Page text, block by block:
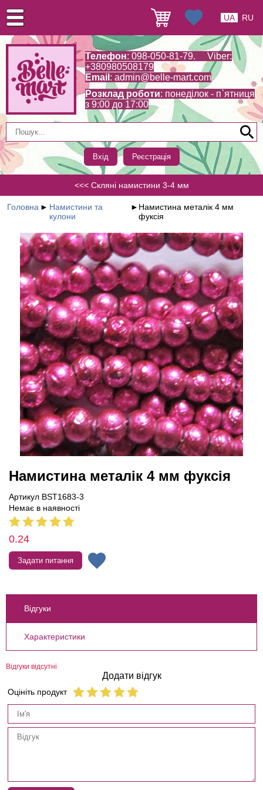
Телефон: 098-050-81-79. Viber:
+380980508179
Email : admin@belle-mart.com
Розклад роботи: понеділок - п`ятниця
з 9:00 до 17:00
Вхід Реєстрація
UA RU
<<< Скляні намистини 3-4 мм
Головна ► Намистини та
кулони
► Намистина металік 4 мм
фуксія
Намистина металік 4 мм фуксія
Артикул BST1683-3
Немає в наявності
0.24
Задати питання
Відгуки
Характеристики
Відгуки відсутні
Додати відгук
Оцініть продукт